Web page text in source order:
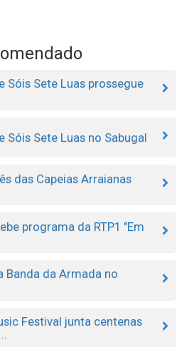
Sóis Sete Luas prossegue
Sóis Sete Luas no Sabugal
das Capeias Arraianas
programa da RTP1 "Em
Banda da Armada no
Festival junta centenas